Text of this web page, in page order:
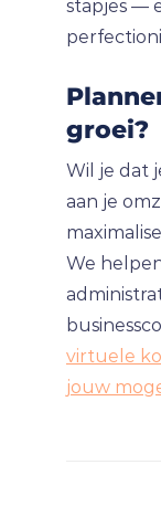
stapjes —
groei?
Wil je dat
aan je
We
virtuele
jouw